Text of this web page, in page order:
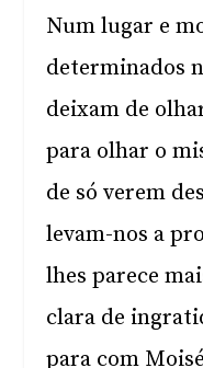
Num lugar e
determinados
deixam de
para olhar o
de só verem
levam-nos a
lhes parece
clara de
para com